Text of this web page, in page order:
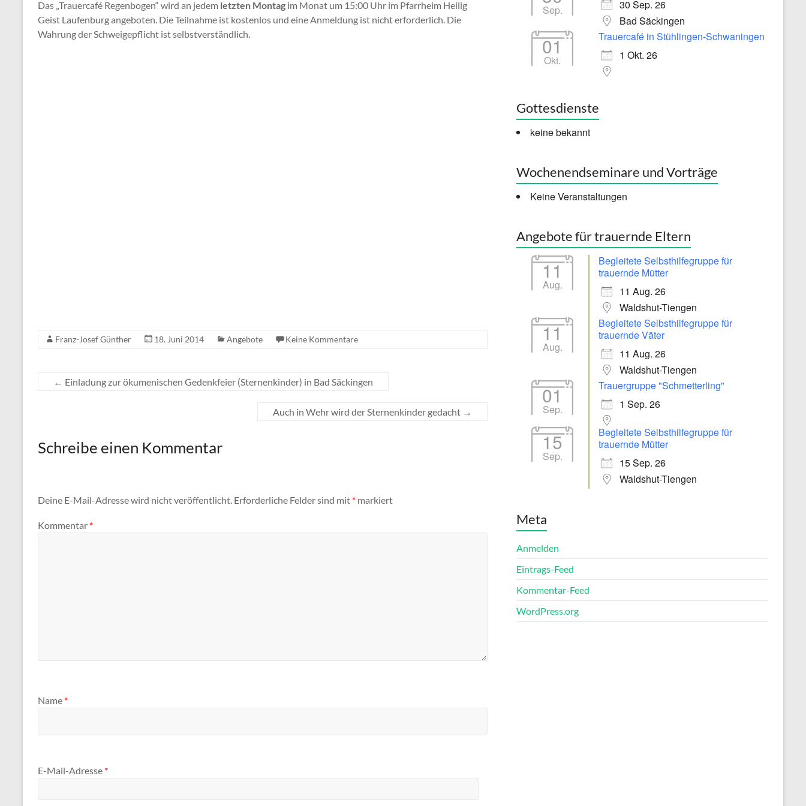
Das „Trauercafé Regenbogen“ wird an jedem letzten Montag im Monat um 15:00 Uhr im Pfarrheim Heilig
Geist Laufenburg angeboten. Die Teilnahme ist kostenlos und eine Anmeldung ist nicht erforderlich. Die
Wahrung der Schweigepflicht ist selbstverständlich.
Franz-Josef Günther 18. Juni 2014 Angebote Keine Kommentare
← Einladung zur ökumenischen Gedenkfeier (Sternenkinder) in Bad Säckingen
Auch in Wehr wird der Sternenkinder gedacht →
Schreibe einen Kommentar
Deine E-Mail-Adresse wird nicht veröffentlicht. Erforderliche Felder sind mit * markiert
Kommentar *
Name *
E-Mail-Adresse *
Sep.
30 Sep. 26
Bad Säckingen
01
Okt.
Trauercafé in Stühlingen-Schwaningen
1 Okt. 26
Gottesdienste
keine bekannt
Wochenendseminare und Vorträge
Keine Veranstaltungen
Angebote für trauernde Eltern
11
Aug.
Begleitete Selbsthilfegruppe für
trauernde Mütter
11 Aug. 26
Waldshut-Tiengen
11
Aug.
Begleitete Selbsthilfegruppe für
trauernde Väter
11 Aug. 26
Waldshut-Tiengen
01
Sep.
Trauergruppe "Schmetterling"
1 Sep. 26
15
Sep.
Begleitete Selbsthilfegruppe für
trauernde Mütter
15 Sep. 26
Waldshut-Tiengen
Meta
Anmelden
Eintrags-Feed
Kommentar-Feed
WordPress.org